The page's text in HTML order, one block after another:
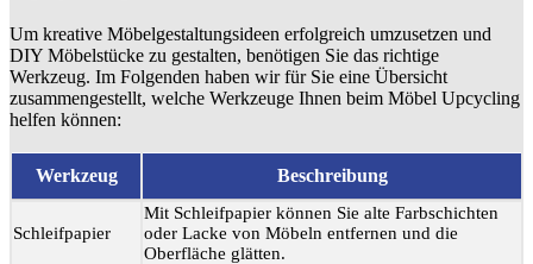
Um kreative Möbelgestaltungsideen erfolgreich umzusetzen und
DIY Möbelstücke zu gestalten, benötigen Sie das richtige
Werkzeug. Im Folgenden haben wir für Sie eine Übersicht
zusammengestellt, welche Werkzeuge Ihnen beim Möbel Upcycling
helfen können:
Werkzeug Beschreibung
Schleifpapier
Mit Schleifpapier können Sie alte Farbschichten
oder Lacke von Möbeln entfernen und die
Oberfläche glätten.